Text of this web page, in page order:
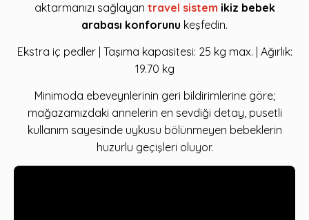
aktarmanızı sağlayan travel sistem ikiz bebek
arabası konforunu keşfedin.
Ekstra iç pedler | Taşıma kapasitesi: 25 kg max. | Ağırlık:
19.70 kg
Minimoda ebeveynlerinin geri bildirimlerine göre;
mağazamızdaki annelerin en sevdiği detay, pusetli
kullanım sayesinde uykusu bölünmeyen bebeklerin
huzurlu geçişleri oluyor.